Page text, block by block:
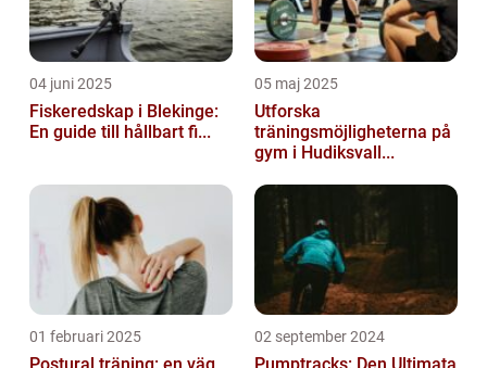
04 juni 2025
Fiskeredskap i Blekinge:
En guide till hållbart fi...
05 maj 2025
Utforska
träningsmöjligheterna på
gym i Hudiksvall...
01 februari 2025
Postural träning: en väg
02 september 2024
Pumptracks: Den Ultimata